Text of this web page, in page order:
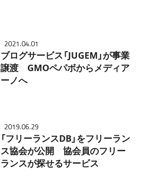
2021.04.01
ブログサービス「JUGEM」が事業
譲渡 GMOペパボからメディア
ーノへ
2019.06.29
「フリーランスDB」をフリーラン
ス協会が公開 協会員のフリー
ランスが探せるサービス